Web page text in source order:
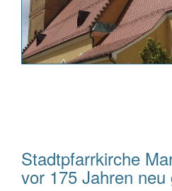
Stadtpfarrkirche
vor 175 Jahren neu